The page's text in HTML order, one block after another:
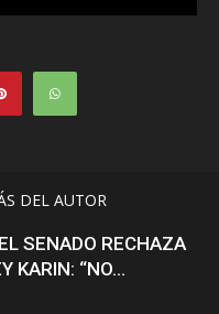
DEL AUTOR
SENADO RECHAZA
KARIN: “NO...